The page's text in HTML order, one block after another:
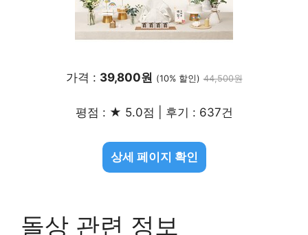
가격 : 39,800원 (10% 할인) 44,500원
평점 : ★ 5.0점 | 후기 : 637건
상세 페이지 확인
돌상 관련 정보